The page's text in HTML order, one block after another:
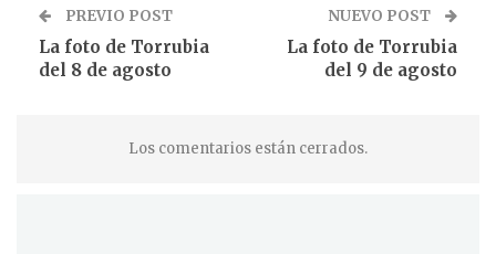
PREVIO POST
La foto de Torrubia
del 8 de agosto
NUEVO POST
La foto de Torrubia
del 9 de agosto
Los comentarios están cerrados.